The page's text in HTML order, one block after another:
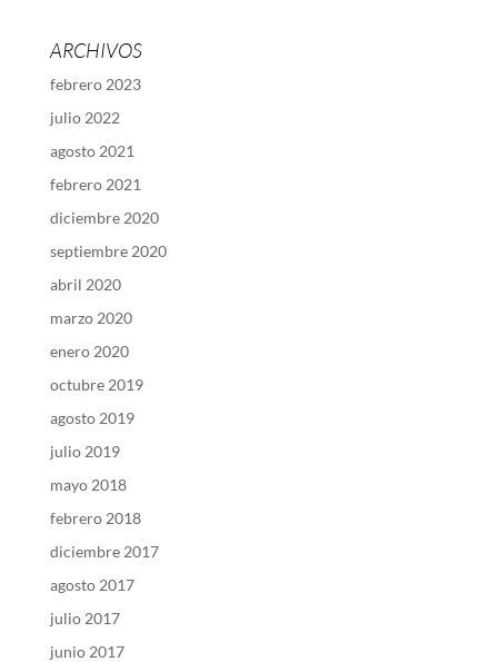
ARCHIVOS
febrero 2023
julio 2022
agosto 2021
febrero 2021
diciembre 2020
septiembre 2020
abril 2020
marzo 2020
enero 2020
octubre 2019
agosto 2019
julio 2019
mayo 2018
febrero 2018
diciembre 2017
agosto 2017
julio 2017
junio 2017